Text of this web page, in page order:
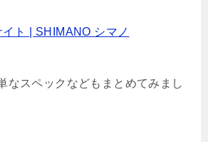
ト | SHIMANO シマノ
なスペックなどもまとめてみまし